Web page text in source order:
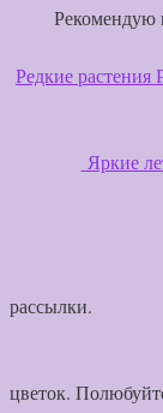
Рекомендую
Редкие растения
Яркие
цветок.